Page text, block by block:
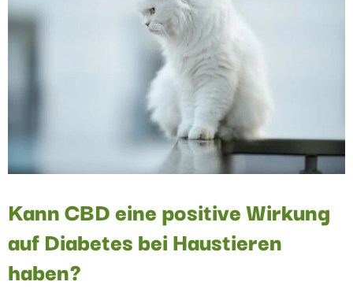
Kann CBD eine positive Wirkung
auf Diabetes bei Haustieren
haben?